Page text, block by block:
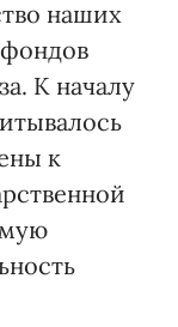
наших
К началу
к